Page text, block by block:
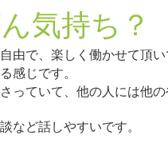
気持ち？
由で、楽しく働かせて頂
感じです。
ていて、他の人には他の
など話しやすいです。